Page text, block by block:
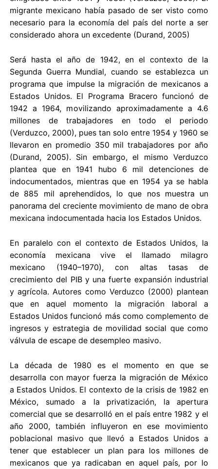
migrante mexicano había pasado de ser visto como
necesario para la economía del país del norte a ser
considerado ahora un excedente (Durand, 2005)
Será hasta el año de 1942, en el contexto de la
Segunda Guerra Mundial, cuando se establezca un
programa que impulse la migración de mexicanos a
Estados Unidos. El Programa Bracero funcionó de
1942 a 1964, movilizando aproximadamente a 4.6
millones de trabajadores en todo el periodo
(Verduzco, 2000), pues tan solo entre 1954 y 1960 se
llevaron en promedio 350 mil trabajadores por año
(Durand, 2005). Sin embargo, el mismo Verduzco
plantea que en 1941 hubo 6 mil detenciones de
indocumentados, mientras que en 1954 ya se habla
de 885 mil aprehendidos, lo que nos muestra un
panorama del creciente movimiento de mano de obra
mexicana indocumentada hacia los Estados Unidos.
En paralelo con el contexto de Estados Unidos, la
economía mexicana vive el llamado milagro
mexicano (1940–1970), con altas tasas de
crecimiento del PIB y una fuerte expansión industrial
y agrícola. Autores como Verduzco (2000) plantean
que en aquel momento la migración laboral a
Estados Unidos funcionó más como complemento de
ingresos y estrategia de movilidad social que como
válvula de escape de desempleo masivo.
La década de 1980 es el momento en que se
desarrolla con mayor fuerza la migración de México
a Estados Unidos. El contexto de la crisis de 1982 en
México, sumado a la privatización, la apertura
comercial que se desarrolló en el país entre 1982 y el
año 2000, también influyeron en ese movimiento
poblacional masivo que llevó a Estados Unidos a
tener que establecer un plan para los millones de
mexicanos que ya radicaban en aquel país, por lo